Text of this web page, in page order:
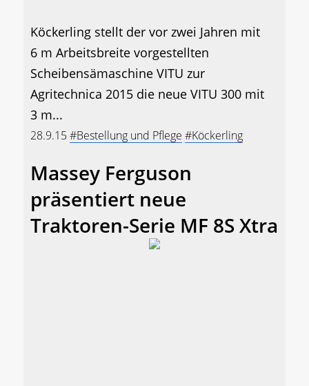
Köckerling stellt der vor zwei Jahren mit
6 m Arbeitsbreite vorgestellten
Scheibensämaschine VITU zur
Agritechnica 2015 die neue VITU 300 mit
3 m...
28.9.15#Bestellung und Pflege #Köckerling
Massey Ferguson
präsentiert neue
Traktoren-Serie MF 8S Xtra